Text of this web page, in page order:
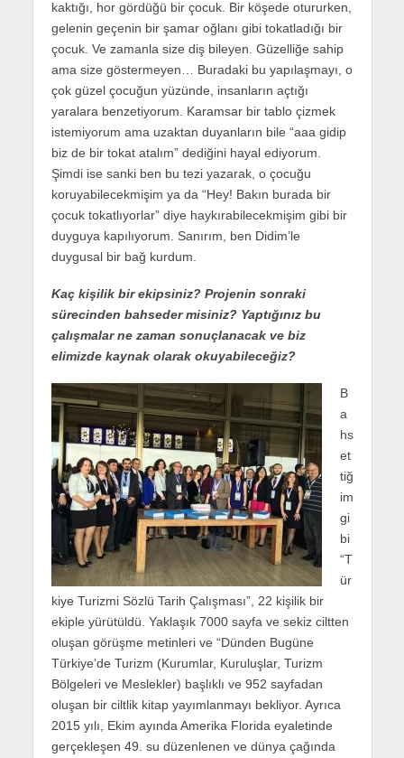
kaktığı, hor gördüğü bir çocuk. Bir köşede otururken,
gelenin geçenin bir şamar oğlanı gibi tokatladığı bir
çocuk. Ve zamanla size diş bileyen. Güzelliğe sahip
ama size göstermeyen… Buradaki bu yapılaşmayı, o
çok güzel çocuğun yüzünde, insanların açtığı
yaralara benzetiyorum. Karamsar bir tablo çizmek
istemiyorum ama uzaktan duyanların bile “aaa gidip
biz de bir tokat atalım” dediğini hayal ediyorum.
Şimdi ise sanki ben bu tezi yazarak, o çocuğu
koruyabilecekmişim ya da “Hey! Bakın burada bir
çocuk tokatlıyorlar” diye haykırabilecekmişim gibi bir
duyguya kapılıyorum. Sanırım, ben Didim’le
duygusal bir bağ kurdum.
Kaç kişilik bir ekipsiniz? Projenin sonraki
sürecinden bahseder misiniz? Yaptığınız bu
çalışmalar ne zaman sonuçlanacak ve biz
elimizde kaynak olarak okuyabileceğiz?
B
a
hs
et
tiğ
im
gi
bi
“T
ür
kiye Turizmi Sözlü Tarih Çalışması”, 22 kişilik bir
ekiple yürütüldü. Yaklaşık 7000 sayfa ve sekiz ciltten
oluşan görüşme metinleri ve “Dünden Bugüne
Türkiye’de Turizm (Kurumlar, Kuruluşlar, Turizm
Bölgeleri ve Meslekler) başlıklı ve 952 sayfadan
oluşan bir ciltlik kitap yayımlanmayı bekliyor. Ayrıca
2015 yılı, Ekim ayında Amerika Florida eyaletinde
gerçekleşen 49. su düzenlenen ve dünya çağında